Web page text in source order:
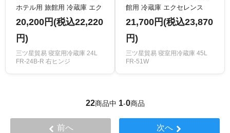
ホテル用 旅館用 冷蔵庫 エク
セレンス Excellence
20,200円(税込22,220
円)
三ツ星貿易 寝室用冷蔵庫 24L
FR-24B-R 右ヒンジ
館用 冷蔵庫 エクセレンス
Excellence
21,700円(税込23,870
円)
三ツ星貿易 寝室用冷蔵庫 45L
FR-51W
22商品中 1-0商品
前へ 次へ